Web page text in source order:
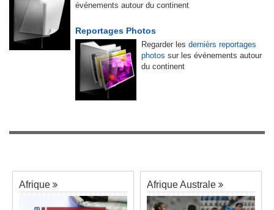
événements autour du continent
Reportages Photos
Regarder les dernièrs reportages
photos sur les événements autour
du continent
Afrique Afrique Australe